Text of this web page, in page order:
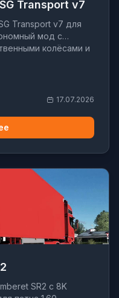
Transport v7
Transport v7 для
мод с
колёсами и
17.07.2026
SR2 с 8K